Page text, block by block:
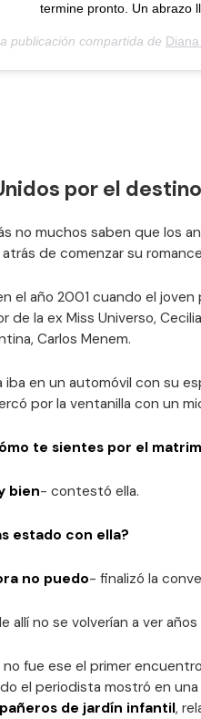
termine pronto. Un abrazo
publicación compartida de
por el destino
no muchos saben que los
de comenzar su
el año 2001 cuando el
de la ex Miss Universo,
Carlos Menem.
iba en un automóvil con su
por la ventanilla con un
te sientes por el
bien- contestó ella.
estado con ella?
no puedo- finalizó la
allí no se volverían a ver
no fue ese el primer
el periodista mostró en
de jardín infantil,